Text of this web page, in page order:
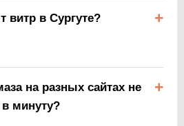
витр в Сургуте?
на разных сайтах не
минуту?